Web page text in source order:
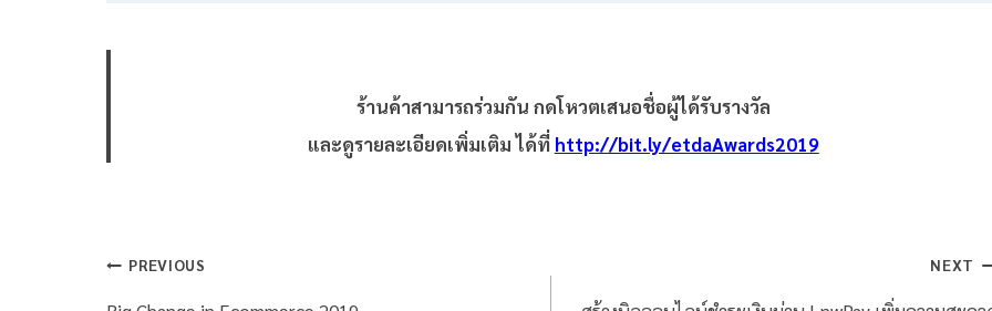
ร้านค้าสามารถร่วมกัน กดโหวตเสนอชื่อผู้ได้รับรางวัล
และดูรายละเอียดเพิ่มเติม ได้ที่ http://bit.ly/etdaAwards2019
PREVIOUS NEXT